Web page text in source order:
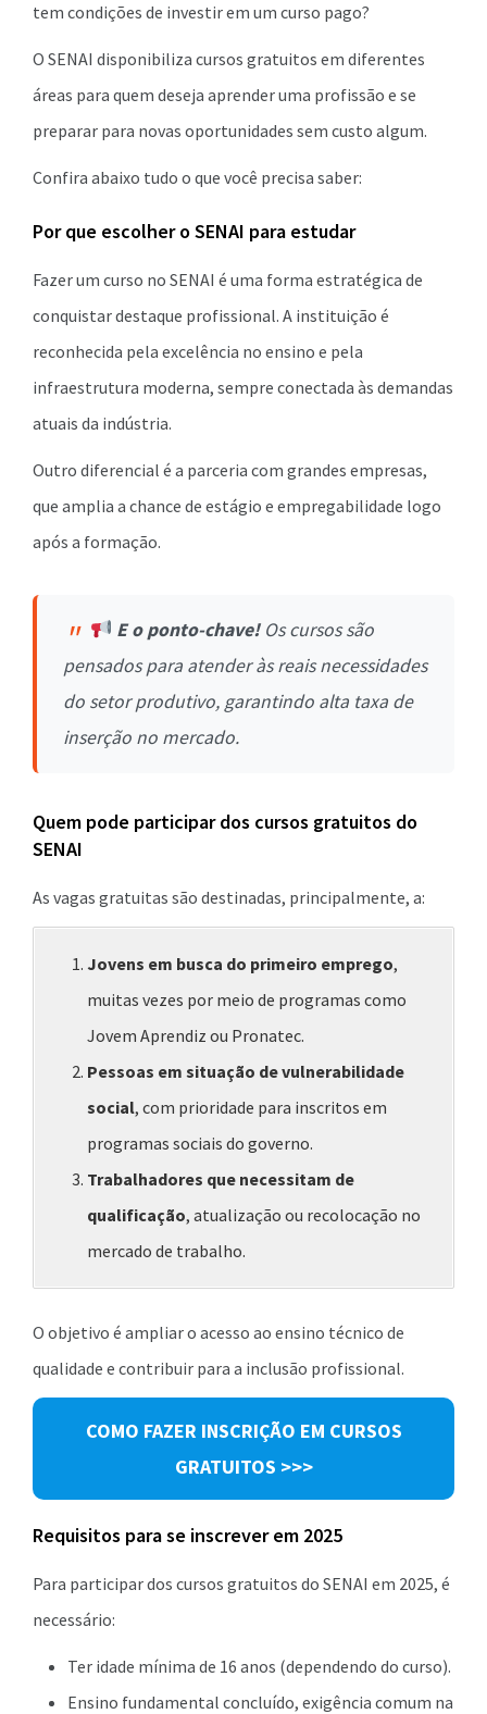
tem condições de investir em um curso pago?
O SENAI disponibiliza cursos gratuitos em diferentes
áreas para quem deseja aprender uma profissão e se
preparar para novas oportunidades sem custo algum.
Confira abaixo tudo o que você precisa saber:
Por que escolher o SENAI para estudar
Fazer um curso no SENAI é uma forma estratégica de
conquistar destaque profissional. A instituição é
reconhecida pela excelência no ensino e pela
infraestrutura moderna, sempre conectada às demandas
atuais da indústria.
Outro diferencial é a parceria com grandes empresas,
que amplia a chance de estágio e empregabilidade logo
após a formação.
E o ponto-chave!Os cursos são
pensados para atender às reais necessidades
do setor produtivo, garantindo alta taxa de
inserção no mercado.
Quem pode participar dos cursos gratuitos do
SENAI
As vagas gratuitas são destinadas, principalmente, a:
Jovens em busca do primeiro emprego,
muitas vezes por meio de programas como
Jovem Aprendiz ou Pronatec.
Pessoas em situação de vulnerabilidade
social, com prioridade para inscritos em
programas sociais do governo.
Trabalhadores que necessitam de
qualificação, atualização ou recolocação no
mercado de trabalho.
O objetivo é ampliar o acesso ao ensino técnico de
qualidade e contribuir para a inclusão profissional.
COMO FAZER INSCRIÇÃO EM CURSOS
GRATUITOS >>>
Requisitos para se inscrever em 2025
Para participar dos cursos gratuitos do SENAI em 2025, é
necessário:
Ter idade mínima de 16 anos (dependendo do curso).
Ensino fundamental concluído, exigência comum na